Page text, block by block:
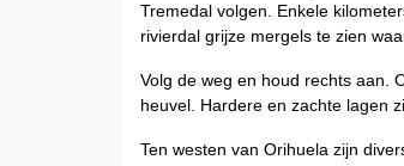
Tremedal volgen. Enkele
rivierdal grijze mergels te zien
Volg de weg en houd rechts aan.
heuvel. Hardere en zachte lagen
Ten westen van Orihuela zijn